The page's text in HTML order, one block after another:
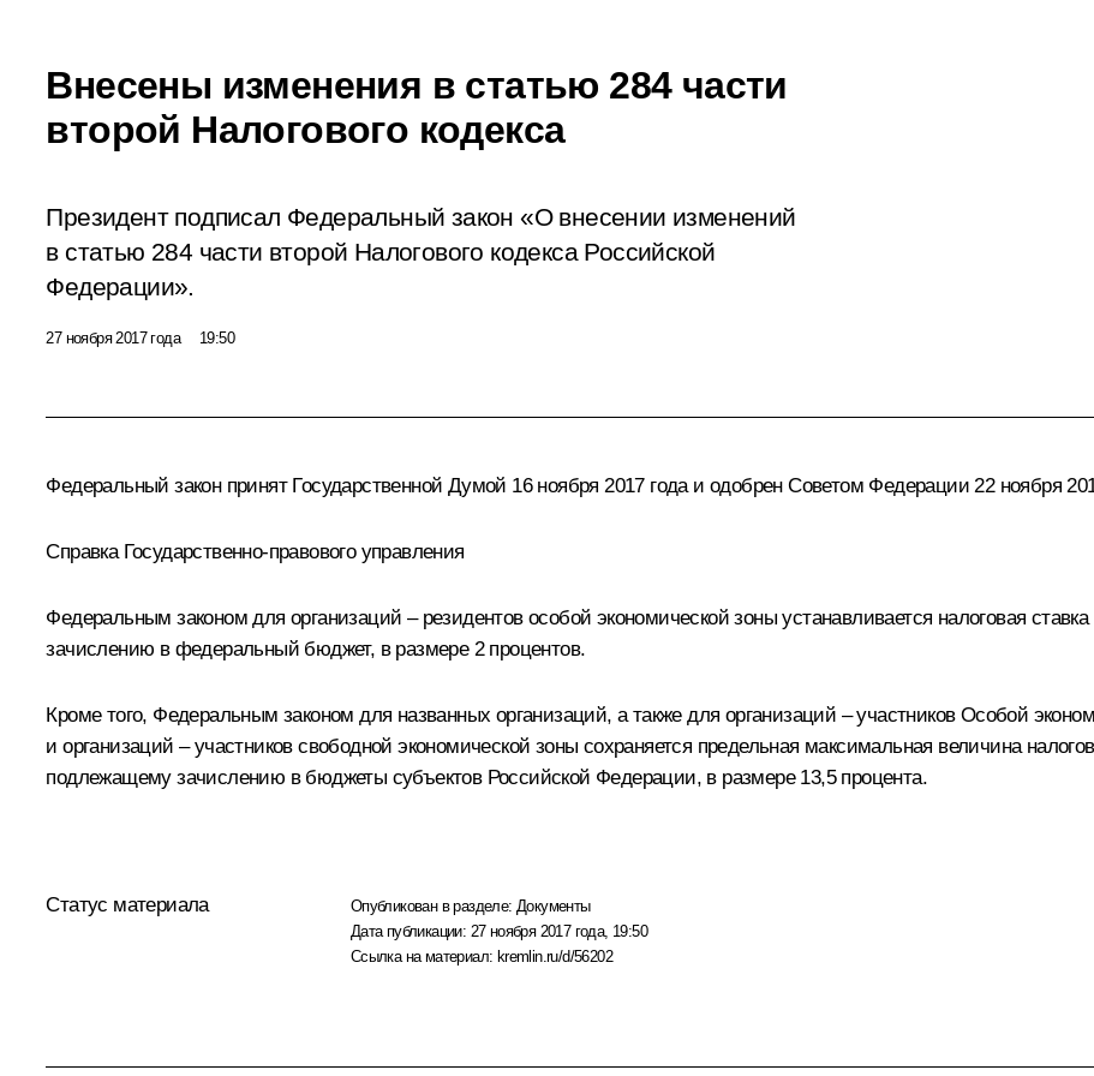
Внесены изменения в статью 284 части
второй Налогового кодекса
Президент подписал Федеральный закон «О внесении изменений
в статью 284 части второй Налогового кодекса Российской
Федерации».
27 ноября 2017 года 19:50
Федеральный закон принят Государственной Думой 16 ноября 2017 года и одобрен Советом Федерации 22 ноября
Справка Государственно-правового управления
Федеральным законом для организаций – резидентов особой экономической зоны устанавливается налоговая
зачислению в федеральный бюджет, в размере 2 процентов.
Кроме того, Федеральным законом для названных организаций, а также для организаций – участников Особой
и организаций – участников свободной экономической зоны сохраняется предельная максимальная величина
подлежащему зачислению в бюджеты субъектов Российской Федерации, в размере 13,5 процента.
Статус материала Опубликован в разделе: Документы
Дата публикации: 27 ноября 2017 года, 19:50
Ссылка на материал: kremlin.ru/d/56202